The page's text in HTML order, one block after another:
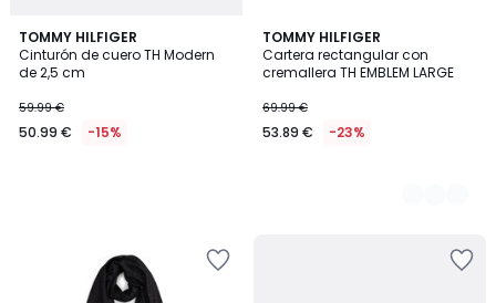
TOMMY HILFIGER
Cinturón de cuero TH Modern
de 2,5 cm
59.99 €
50.99 € -15%
TOMMY HILFIGER
Cartera rectangular con
cremallera TH EMBLEM LARGE
69.99 €
53.89 € -23%
2
Colores